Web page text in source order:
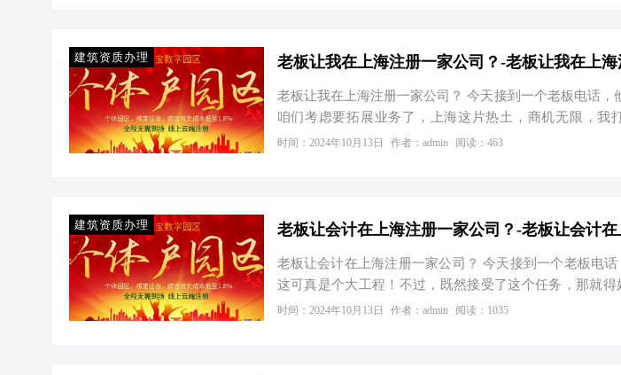
谓天壤之别。假设某老板的净利润为500万元，如果以有
建筑资质办理 老板让我在上海注册一家公司？-老板让我在上海
老板让我在上海注册一家公司？ 今天接到一个老板电话，
咱们考虑要拓展业务了，上海这片热土，商机无限，我
了！”我心头一紧，这可不光是简单的注册流程，得把财税
动、完善的产业链、丰富的人才资源，让上海成为创业的
时间：2024年10月13日 作者：admin 阅读：463
建筑资质办理 老板让会计在上海注册一家公司？-老板让会计
老板让会计在上海注册一家公司？ 今天接到一个老板电话
这可真是个大工程！不过，既然接受了这个任务，那就
省钱。毕竟，对于中小企业来说，每一分钱都得精打细算
时间：2024年10月13日 作者：admin 阅读：1035